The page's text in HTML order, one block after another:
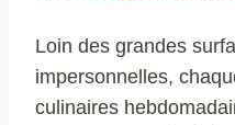
Loin des grandes
impersonnelles,
culinaires